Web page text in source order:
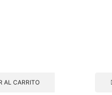
AL CARRITO